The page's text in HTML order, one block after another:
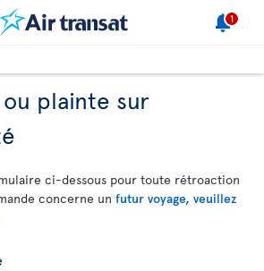
1
plainte sur
ci-dessous pour toute rétroaction
concerne un futur voyage, veuillez